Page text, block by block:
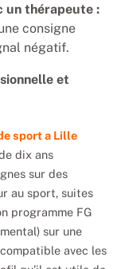
un thérapeute :
consigne
négatif.
et
sport a Lille
dix ans
sur des
au sport, suites
programme FG
sur une
avec les